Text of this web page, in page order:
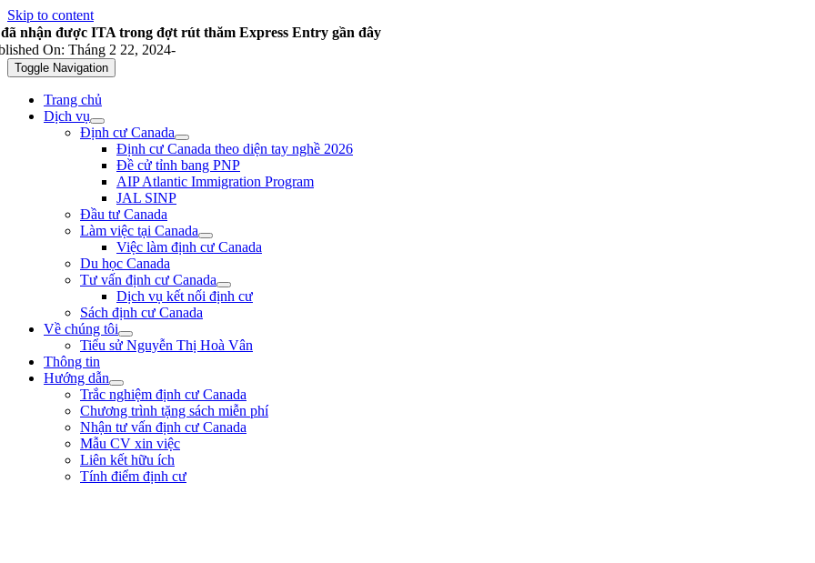
Skip to content
Toggle Navigation
Trang chủ
Dịch vụ
Định cư Canada
Định cư Canada theo diện tay nghề 2026
Đề cử tỉnh bang PNP
AIP Atlantic Immigration Program
JAL SINP
Đầu tư Canada
Làm việc tại Canada
Việc làm định cư Canada
Du học Canada
Tư vấn định cư Canada
Dịch vụ kết nối định cư
Sách định cư Canada
Về chúng tôi
Tiểu sử Nguyễn Thị Hoà Vân
Thông tin
Hướng dẫn
Trắc nghiệm định cư Canada
Chương trình tặng sách miễn phí
Nhận tư vấn định cư Canada
Mẫu CV xin việc
Liên kết hữu ích
Tính điểm định cư
nhận được ITA trong đợt rút thăm Express Entry gần đây
On: Tháng 2 22, 2024-